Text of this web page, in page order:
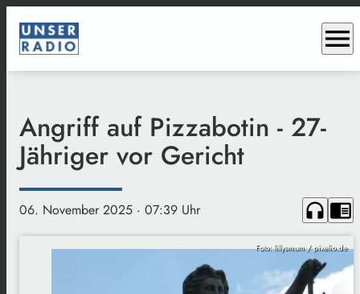
menu
Angriff auf Pizzabotin - 27-
Jähriger vor Gericht
06. November 2025 · 07:39 Uhr headphones chrome_reader_mode
Foto: lillysmum / pixelio.de